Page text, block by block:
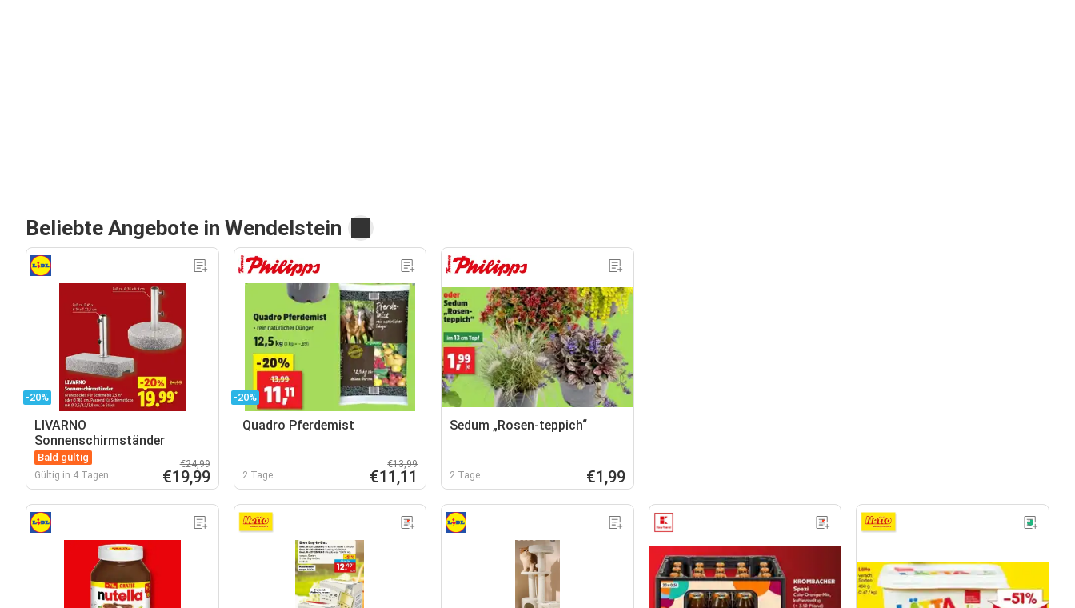
Beliebte Angebote in Wendelstein
-20%
LIVARNO
Sonnenschirmständer
Bald gültig
Gültig in 4 Tagen
€24,99
€19,99
-20%
Quadro Pferdemist
2 Tage
€13,99
€11,11
Sedum „Rosen-teppich“
2 Tage €1,99